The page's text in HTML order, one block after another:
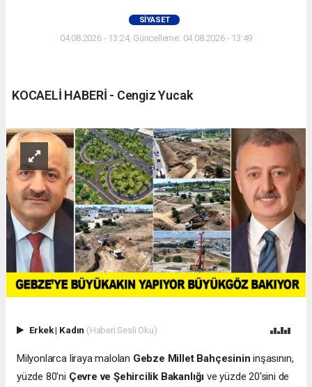
SIYASET
04.08.2026 - 13:24, Güncelleme: 04.08.2026 - 13:49
KOCAELİ HABERİ - Cengiz Yucak
Erkek| Kadın (Haberi Sesli Oku)
Milyonlarca liraya malolan Gebze Millet Bahçesinin inşasının,
yüzde 80'ni Çevre ve Şehircilik Bakanlığı ve yüzde 20'sini de